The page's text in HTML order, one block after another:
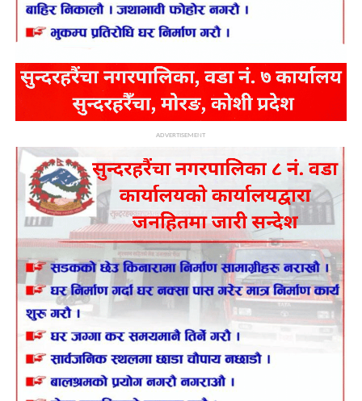
ADVERTISEMENT